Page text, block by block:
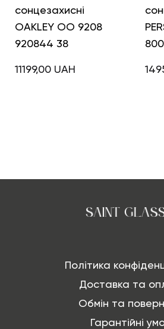
сонцезахисні
OAKLEY OO 9208
920844 38
11199,00 UAH
Політика
Доставка та
Обмін та
Гарантійні